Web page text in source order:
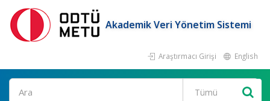
Akademik Veri Yönetim Sistemi
Araştırmacı Girişi English
Ara